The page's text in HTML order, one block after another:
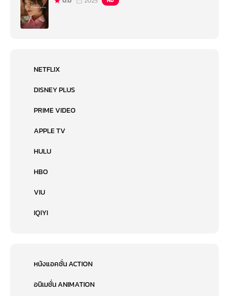
NETFLIX
DISNEY PLUS
PRIME VIDEO
APPLE TV
HULU
HBO
VIU
IQIYI
หนังแอคชั่น ACTION
อนิเมชั่น ANIMATION